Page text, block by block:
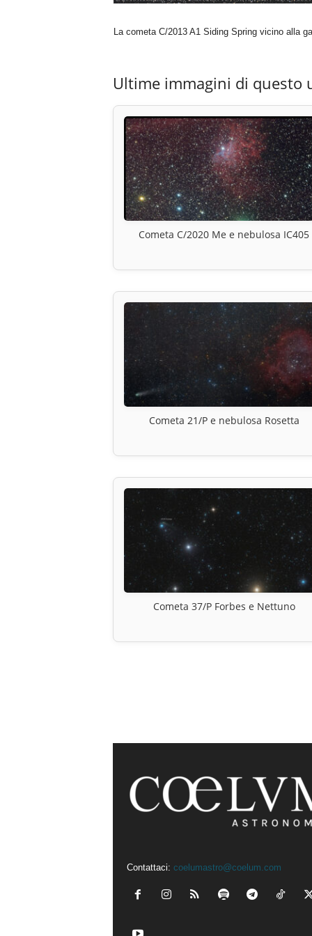
La cometa C/2013 A1 Siding Spring vicino alla
Ultime immagini di questo
Cometa C/2020 Me e nebulosa IC405
Cometa 21/P e nebulosa Rosetta
Cometa 37/P Forbes e Nettuno
Contattaci: coelumastro@coelum.com